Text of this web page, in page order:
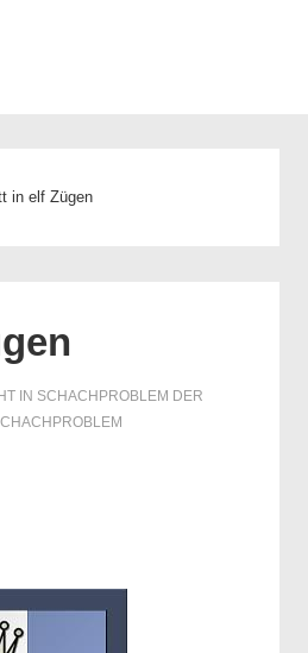
in elf Zügen
IN SCHACHPROBLEM DER